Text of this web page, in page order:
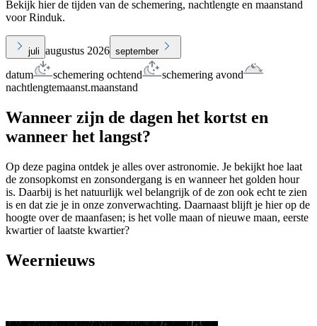
Bekijk hier de tijden van de schemering, nachtlengte en maanstand
voor Rinduk.
juli augustus 2026 september
datum schemering ochtend
schemering avond
nachtlengtemaanst.maanstand
Wanneer zijn de dagen het kortst en
wanneer het langst?
Op deze pagina ontdek je alles over astronomie. Je bekijkt hoe laat
de zonsopkomst en zonsondergang is en wanneer het golden hour
is. Daarbij is het natuurlijk wel belangrijk of de zon ook echt te zien
is en dat zie je in onze zonverwachting. Daarnaast blijft je hier op de
hoogte over de maanfasen; is het volle maan of nieuwe maan, eerste
kwartier of laatste kwartier?
Weernieuws